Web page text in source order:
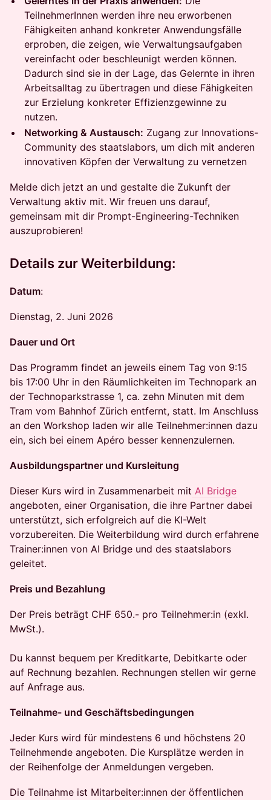
TeilnehmerInnen werden ihre neu erworbenen
Fähigkeiten anhand konkreter Anwendungsfälle
erproben, die zeigen, wie Verwaltungsaufgaben
vereinfacht oder beschleunigt werden können.
Dadurch sind sie in der Lage, das Gelernte in ihren
Arbeitsalltag zu übertragen und diese Fähigkeiten
zur Erzielung konkreter Effizienzgewinne zu
nutzen.
Networking & Austausch: Zugang zur Innovations-
Community des staatslabors, um dich mit anderen
innovativen Köpfen der Verwaltung zu vernetzen
Melde dich jetzt an und gestalte die Zukunft der
Verwaltung aktiv mit. Wir freuen uns darauf,
gemeinsam mit dir Prompt-Engineering-Techniken
auszuprobieren!
Details zur Weiterbildung:
Datum:
​Dienstag, 2. Juni 2026
Dauer und Ort
​Das Programm findet an jeweils einem Tag von 9:15
bis 17:00 Uhr in den Räumlichkeiten im Technopark an
der Technoparkstrasse 1, ca. zehn Minuten mit dem
Tram vom Bahnhof Zürich entfernt, statt. Im Anschluss
an den Workshop laden wir alle Teilnehmer:innen dazu
ein, sich bei einem Apéro besser kennenzulernen.
Ausbildungspartner und Kursleitung
​Dieser Kurs wird in Zusammenarbeit mit AI Bridge
angeboten, einer Organisation, die ihre Partner dabei
unterstützt, sich erfolgreich auf die KI-Welt
vorzubereiten. Die Weiterbildung wird durch erfahrene
Trainer:innen von AI Bridge und des staatslabors
geleitet.
Preis und Bezahlung
​Der Preis beträgt CHF 650.- pro Teilnehmer:in (exkl.
MwSt.).
Du kannst bequem per Kreditkarte, Debitkarte oder
auf Rechnung bezahlen. Rechnungen stellen wir gerne
auf Anfrage aus.
Teilnahme- und Geschäftsbedingungen
​Jeder Kurs wird für mindestens 6 und höchstens 20
Teilnehmende angeboten. Die Kursplätze werden in
der Reihenfolge der Anmeldungen vergeben.
​​Die Teilnahme ist Mitarbeiter:innen der öffentlichen